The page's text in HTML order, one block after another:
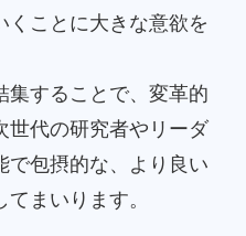
くことに大きな意欲を
することで、変革的
世代の研究者やリーダ
で包摂的な、より良い
まいります。